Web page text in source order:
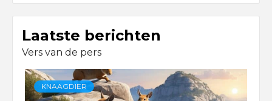
Laatste berichten
Vers van de pers
KNAAGDIER